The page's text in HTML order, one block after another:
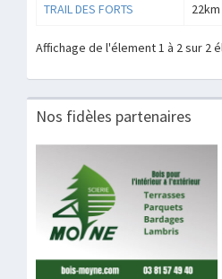
TRAIL DES FORTS 22km
Affichage de l'élement 1 à 2 sur 2
Nos fidèles partenaires